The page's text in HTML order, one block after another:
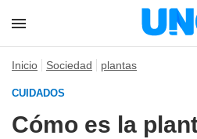
Inicio Sociedad plantas
CUIDADOS
Cómo es la